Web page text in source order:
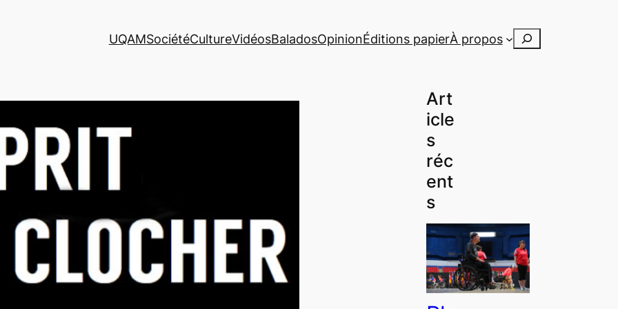
UQAMSociétéCultureVidéosBaladosOpinionÉditions papierÀ propos Rechercher
Art
icle
s
réc
ent
s